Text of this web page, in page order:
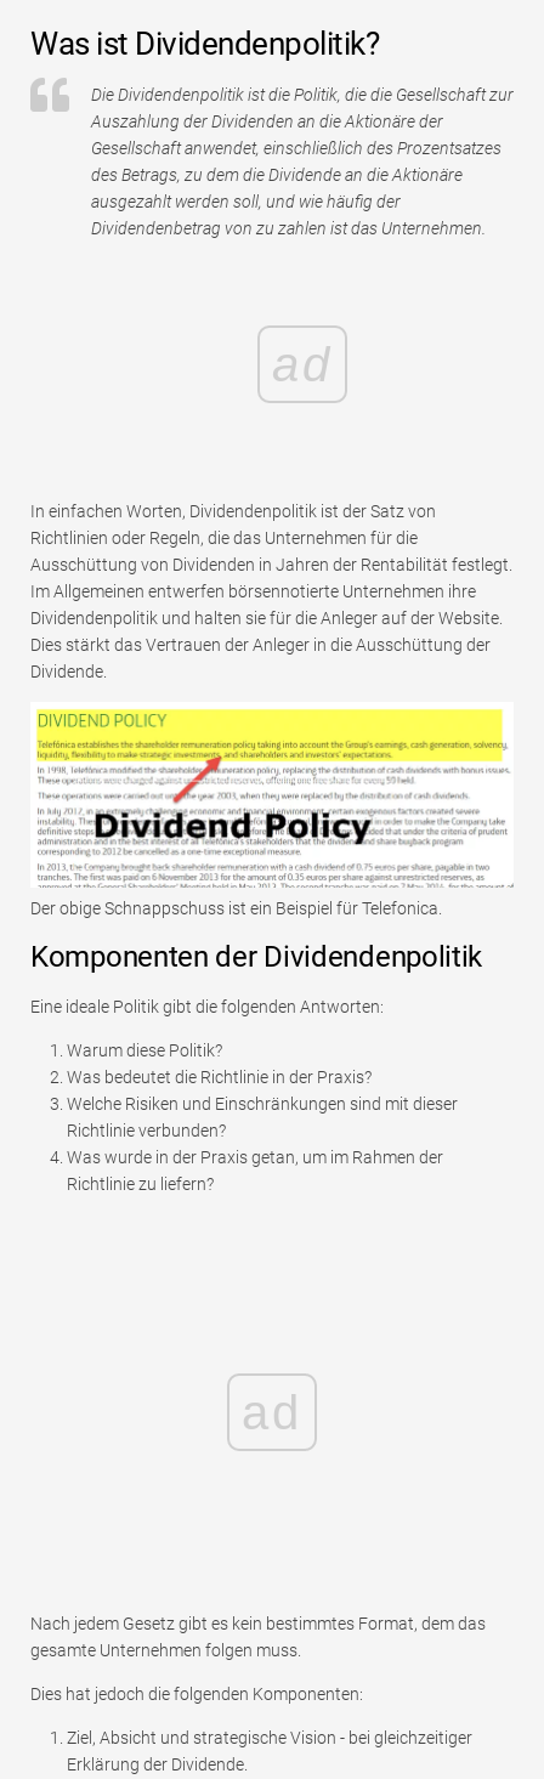
Risikomanagement-Tutorials
Was ist Dividendenpolitik?
Die Dividendenpolitik ist die Politik, die die Gesellschaft zur
Auszahlung der Dividenden an die Aktionäre der
Gesellschaft anwendet, einschließlich des Prozentsatzes
des Betrags, zu dem die Dividende an die Aktionäre
ausgezahlt werden soll, und wie häufig der
Dividendenbetrag von zu zahlen ist das Unternehmen.
ad
In einfachen Worten, Dividendenpolitik ist der Satz von
Richtlinien oder Regeln, die das Unternehmen für die
Ausschüttung von Dividenden in Jahren der Rentabilität festlegt.
Im Allgemeinen entwerfen börsennotierte Unternehmen ihre
Dividendenpolitik und halten sie für die Anleger auf der Website.
Dies stärkt das Vertrauen der Anleger in die Ausschüttung der
Dividende.
Der obige Schnappschuss ist ein Beispiel für Telefonica.
Komponenten der Dividendenpolitik
Eine ideale Politik gibt die folgenden Antworten:
Warum diese Politik?
Was bedeutet die Richtlinie in der Praxis?
Welche Risiken und Einschränkungen sind mit dieser
Richtlinie verbunden?
Was wurde in der Praxis getan, um im Rahmen der
Richtlinie zu liefern?
ad
Nach jedem Gesetz gibt es kein bestimmtes Format, dem das
gesamte Unternehmen folgen muss.
Dies hat jedoch die folgenden Komponenten:
Ziel, Absicht und strategische Vision - bei gleichzeitiger
Erklärung der Dividende.